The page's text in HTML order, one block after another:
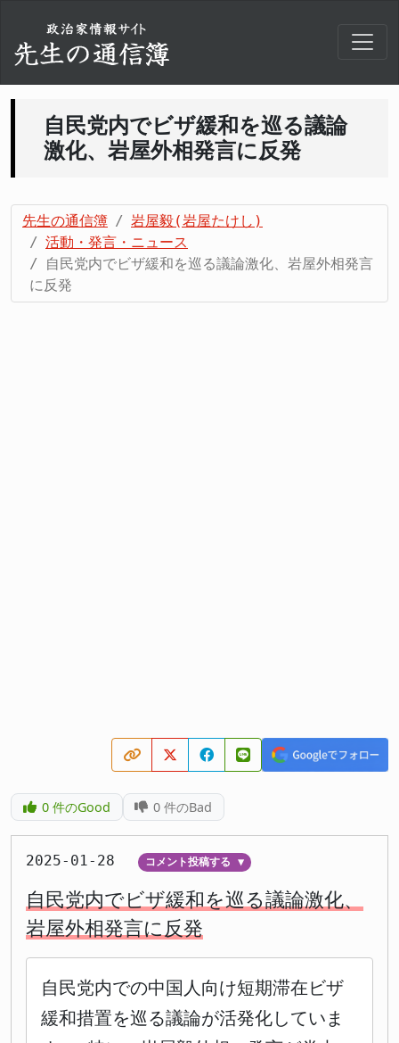
自民党内でビザ緩和を巡る議論
激化、岩屋外相発言に反発
先生の通信簿
岩屋毅(岩屋たけし)
活動・発言・ニュース
自民党内でビザ緩和を巡る議論激化、岩屋外相発言
に反発
0件のGood 0 件のBad
2025-01-28 コメント投稿する ▼
自民党内でビザ緩和を巡る議論激化、
岩屋外相発言に反発
自民党内での中国人向け短期滞在ビザ
緩和措置を巡る議論が活発化していま